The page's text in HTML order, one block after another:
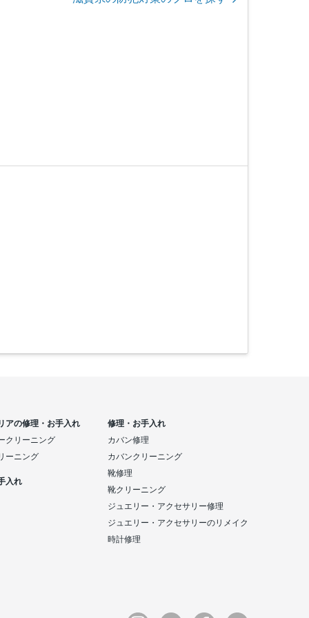
アの修理・お手入れ
クリーニング
ーニング
入れ
修理・お手入れ
カバン修理
カバンクリーニング
靴修理
靴クリーニング
ジュエリー・アクセサリー修理
ジュエリー・アクセサリーのリメイク
時計修理